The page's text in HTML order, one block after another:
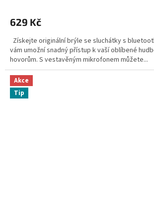
629 Kč
Získejte originální brýle se sluchátky s
vám umožní snadný přístup k vaší oblíbené
hovorům. S vestavěným mikrofonem můžete...
Akce
Tip